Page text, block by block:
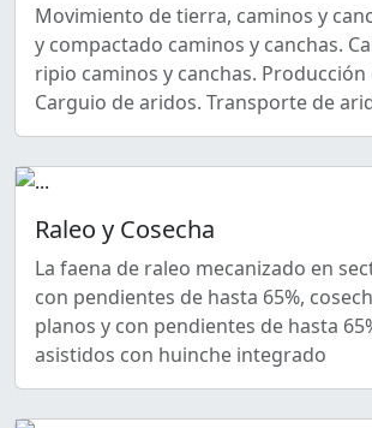
Movimiento de tierra, caminos y
y compactado caminos y canchas.
ripio caminos y canchas. Producción
Carguio de aridos. Transporte de
Raleo y Cosecha
La faena de raleo mecanizado en
con pendientes de hasta 65%,
planos y con pendientes de hasta
asistidos con huinche integrado